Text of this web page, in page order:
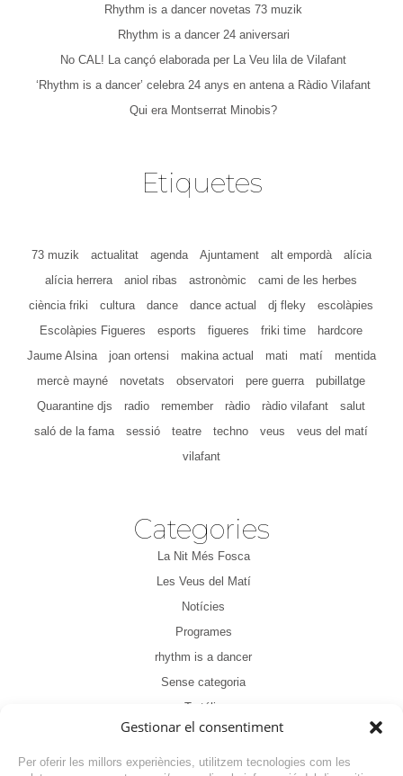
Gestionar el consentiment
Per oferir les millors experiències, utilitzem tecnologies com les
Rhythm is a dancer novetas 73 muzik
Rhythm is a dancer 24 aniversari
No CAL! La cançó elaborada per La Veu lila de Vilafant
‘Rhythm is a dancer’ celebra 24 anys en antena a Ràdio Vilafant
Qui era Montserrat Minobis?
Etiquetes
73 muzik actualitat agenda Ajuntament alt empordà
alícia
alícia herrera
aniol ribas astronòmic
cami de les herbes
ciència friki
cultura dance dance actual dj fleky
escolàpies
Escolàpies Figueres
esports figueres friki time
hardcore
Jaume Alsina
joan ortensi makina actual mati matí
mentida
mercè mayné
novetats observatori pere guerra
pubillatge
Quarantine djs
radio remember ràdio ràdio vilafant
salut
saló de la fama
sessió teatre techno veus
veus del matí
vilafant
Categories
La Nit Més Fosca
Les Veus del Matí
Notícies
Programes
rhythm is a dancer
Sense categoria
Tertúlia